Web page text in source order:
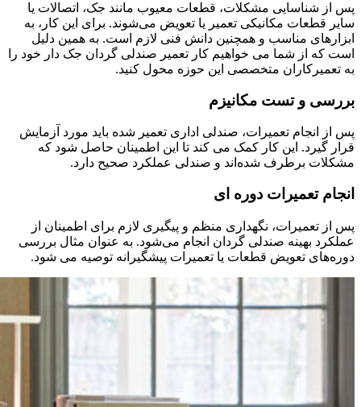
پس از شناسایی مشکلات، قطعات معیوب مانند جک، اتصالات یا
سایر قطعات مکانیکی تعمیر یا تعویض می‌شوند. برای این کار، به
ابزارهای مناسب و همچنین دانش فنی لازم است. به همین دلیل
است که از شما می خواهیم کار تعمیر صندلی گردان جک دار خود را
به تعمیرکاران متخصصی این حوزه محول کنید.
بررسی و تست مکانیزم
پس از انجام تعمیرات، صندلی اداری تعمیر شده باید مورد آزمایش
قرار گیرد. این کار کمک می کند تا این اطمینان حاصل شود که
مشکلات برطرف شده‌اند و صندلی عملکرد صحیح دارد.
انجام تعمیرات دوره ای
پس از تعمیرات، نگهداری منظم و پیگیری لازم برای اطمینان از
عملکرد بهینه صندلی گردان انجام می‌شود. به عنوان مثال بررسی
دوره‌های تعویض قطعات یا تعمیرات پیشگیرانه توصیه می شود.